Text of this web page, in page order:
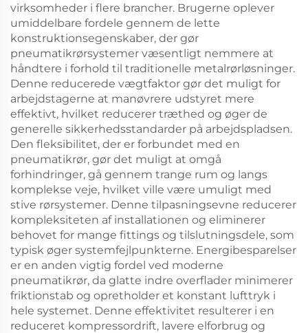
virksomheder i flere brancher. Brugerne oplever
umiddelbare fordele gennem de lette
konstruktionsegenskaber, der gør
pneumatikrørsystemer væsentligt nemmere at
håndtere i forhold til traditionelle metalrørløsninger.
Denne reducerede vægtfaktor gør det muligt for
arbejdstagerne at manøvrere udstyret mere
effektivt, hvilket reducerer træthed og øger de
generelle sikkerhedsstandarder på arbejdspladsen.
Den fleksibilitet, der er forbundet med en
pneumatikrør, gør det muligt at omgå
forhindringer, gå gennem trange rum og langs
komplekse veje, hvilket ville være umuligt med
stive rørsystemer. Denne tilpasningsevne reducerer
kompleksiteten af installationen og eliminerer
behovet for mange fittings og tilslutningsdele, som
typisk øger systemfejlpunkterne. Energibesparelser
er en anden vigtig fordel ved moderne
pneumatikrør, da glatte indre overflader minimerer
friktionstab og opretholder et konstant lufttryk i
hele systemet. Denne effektivitet resulterer i en
reduceret kompressordrift, lavere elforbrug og